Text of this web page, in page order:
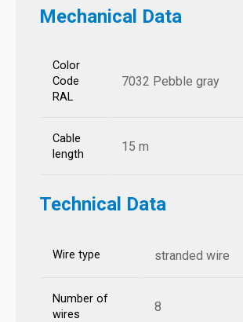
Mechanical Data
Color
Code
RAL
7032 Pebble gray
Cable
length
15 m
Technical Data
Wire type stranded wire
Number of
wires
8